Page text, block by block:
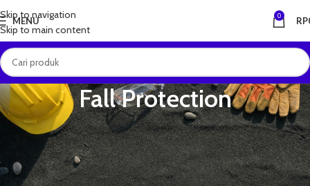
Skip to navigation
Skip to main content
MENU 0 RP
Fall Protection
Body Harness, dll
Alat Pelindung Diri (APD) Fall Protection
Menampilkan semua 3 hasil